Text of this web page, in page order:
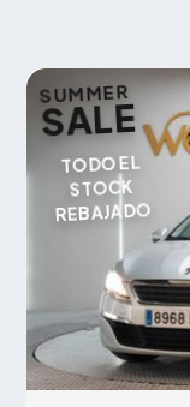
SUMMER
SALE
TODO EL
STOCK
REBAJADO